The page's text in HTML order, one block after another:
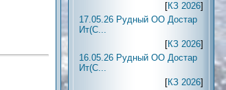
[КЗ 2026]
17.05.26 Рудный ОО Достар
Ит(С...
[КЗ 2026]
16.05.26 Рудный ОО Достар
Ит(С...
[КЗ 2026]